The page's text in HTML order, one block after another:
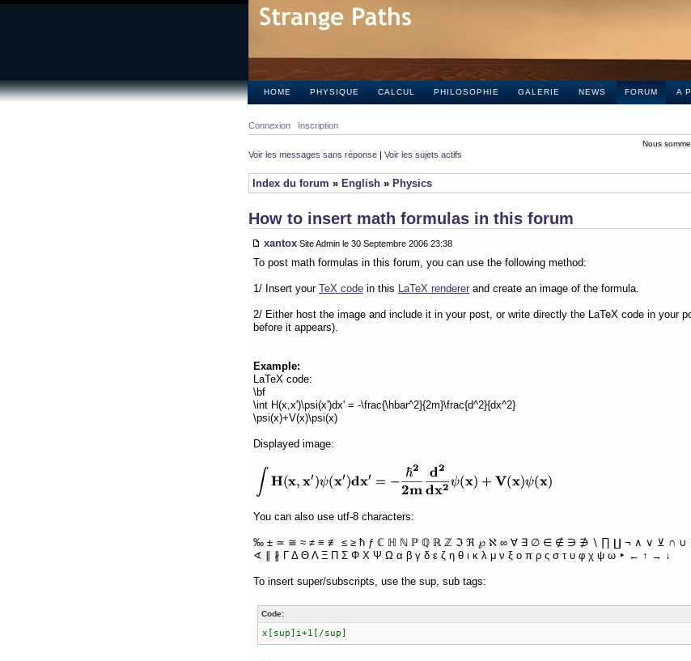
HOME PHYSIQUE CALCUL PHILOSOPHIE GALERIE NEWS FORUM A
Connexion Inscription
Nous
Voir les messages sans réponse | Voir les sujets actifs
Index du forum » English » Physics
How to insert math formulas in this forum
xantox Site Admin le 30 Septembre 2006 23:38
To post math formulas in this forum, you can use the following method:
1/ Insert your TeX code in this LaTeX renderer and create an image of the formula.
2/ Either host the image and include it in your post, or write directly the LaTeX code in your
before it appears).
Example:
LaTeX code:
\bf
\int H(x,x')\psi(x')dx' = -\frac{\hbar^2}{2m}\frac{d^2}{dx^2}
\psi(x)+V(x)\psi(x)
Displayed image:
You can also use utf-8 characters:
‰ ± ≃ ≅ ≈ ≠ ≡ ≢ ≤ ≥ ħ ƒ ℂ ℍ ℕ ℙ ℚ ℝ ℤ ℑ ℜ ℘ ℵ ∞ ∀ ∃ ∅ ∈ ∉ ∋ ∌ ∖ ∏ ∐ ¬ ∧ ∨ ⊻ ∩ ∪
∢ ∥ ∦ Γ Δ Θ Λ Ξ Π Σ Φ Χ Ψ Ω α β γ δ ε ζ η θ ι κ λ μ ν ξ ο π ρ ς σ τ υ φ χ ψ ω ‣ ← ↑ → ↓
To insert super/subscripts, use the sup, sub tags:
Code:
x[sup]i+1[/sup]